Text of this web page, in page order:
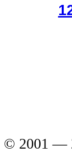
© 2001 —